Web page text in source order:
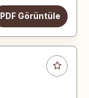
PDF Görüntüle